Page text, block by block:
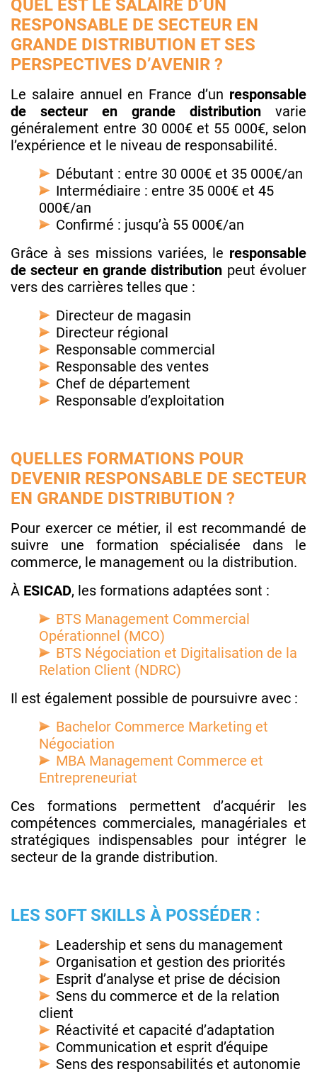
QUEL EST LE SALAIRE D’UN
RESPONSABLE DE SECTEUR EN
GRANDE DISTRIBUTION ET SES
PERSPECTIVES D’AVENIR ?
Le salaire annuel en France d’un responsable
de secteur en grande distribution varie
généralement entre 30 000€ et 55 000€, selon
l’expérience et le niveau de responsabilité.
Débutant : entre 30 000€ et 35 000€/an
Intermédiaire : entre 35 000€ et 45
000€/an
Confirmé : jusqu’à 55 000€/an
Grâce à ses missions variées, le responsable
de secteur en grande distribution peut évoluer
vers des carrières telles que :
Directeur de magasin
Directeur régional
Responsable commercial
Responsable des ventes
Chef de département
Responsable d’exploitation
QUELLES FORMATIONS POUR
DEVENIR RESPONSABLE DE SECTEUR
EN GRANDE DISTRIBUTION ?
Pour exercer ce métier, il est recommandé de
suivre une formation spécialisée dans le
commerce, le management ou la distribution.
À ESICAD, les formations adaptées sont :
BTS Management Commercial
Opérationnel (MCO)
BTS Négociation et Digitalisation de la
Relation Client (NDRC)
Il est également possible de poursuivre avec :
Bachelor Commerce Marketing et
Négociation
MBA Management Commerce et
Entrepreneuriat
Ces formations permettent d’acquérir les
compétences commerciales, managériales et
stratégiques indispensables pour intégrer le
secteur de la grande distribution.
LES SOFT SKILLS À POSSÉDER :
Leadership et sens du management
Organisation et gestion des priorités
Esprit d’analyse et prise de décision
Sens du commerce et de la relation
client
Réactivité et capacité d’adaptation
Communication et esprit d’équipe
Sens des responsabilités et autonomie